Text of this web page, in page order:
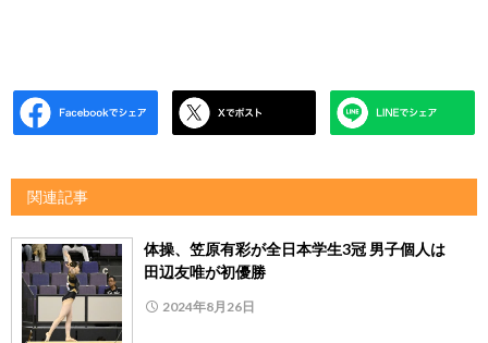
関連記事
体操、笠原有彩が全日本学生3冠 男子個人は
田辺友唯が初優勝
2024年8月26日